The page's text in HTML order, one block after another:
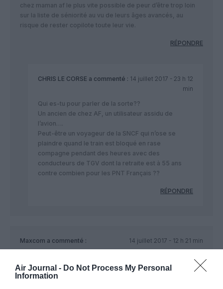
Air Journal - Do Not Process My Personal
Information
chez maman af le plus vite possible de peur d’être trop loin
sur la liste de séniorité au vu de leurs âges avancés, au
risque de rester copilote toute leur vie.
RÉPONDRE
CHRIS LE CORSE a commenté : 14 juillet 2017 - 23 h 12
min
Qui es-tu pour parler de la sorte??
Un ancien de chez AF, un utilisateur assidu de
l’avion….
Peut-être un voyageur de la SNCF qui n’ose se
plaindre quand le train est bloqué en rase
compagne pendant des heures avec des
conducteurs de TGV dont la retraite est à 55 ans
contre combien pour les PNT Français ??
RÉPONDRE
Maxcom a commenté :
14 juillet 2017 - 12 h 21 min
Arnaud Simon, pour qui le mouvement va s’amplifier” : en
clair, la grève n’a guère de succès. Une grève commence en